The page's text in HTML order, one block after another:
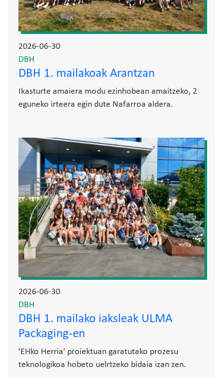
2026-06-30
DBH
DBH 1. mailakoak Arantzan
Ikasturte amaiera modu ezinhobean amaitzeko, 2
eguneko irteera egin dute Nafarroa aldera.
Irudia
2026-06-30
DBH
DBH 1. mailako iaksleak ULMA
Packaging-en
'EHko Herria' proiektuan garatutako prozesu
teknologikoa hobeto uelrtzeko bidaia izan zen.